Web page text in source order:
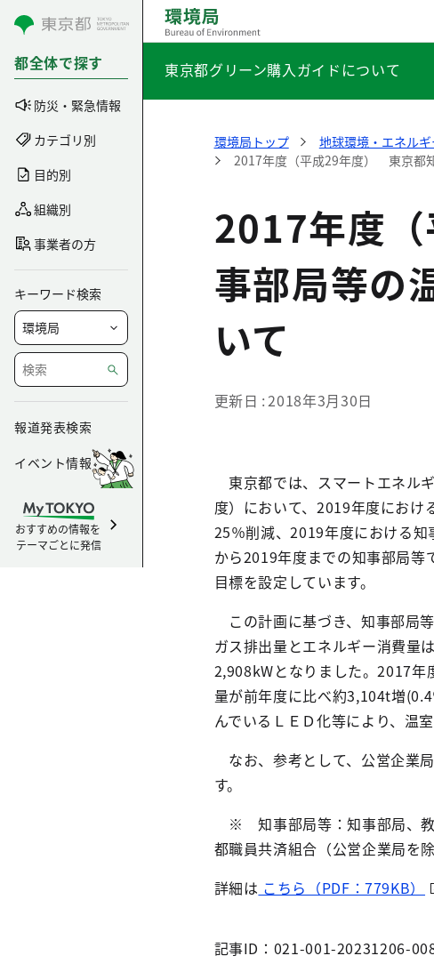
コンテンツにスキップ
都全体で探す
防災・緊急情報
カテゴリ別
目的別
組織別
事業者の方
キーワード検索
報道発表検索
イベント情報
おすすめの情報を
テーマごとに発信
東京都グリーン購入ガイドについて
環境局トップ 地球環境・エネルギ
2017年度（平成29年度） 東京都
2017年度
事部局等の
いて
更新日 2018年3月30日
東京都では、スマートエネル
度）において、2019年度にお
25％削減、2019年度における
から2019年度までの知事部局等
目標を設定しています。
この計画に基づき、知事部局
ガス排出量とエネルギー消費量
2,908kWとなりました。2017年
量が前年度に比べ約3,104t増
んでいるＬＥＤ化等により、温
なお、参考として、公営企業
す。
※ 知事部局等：知事部局、教
都職員共済組合（公営企業局を除
詳細は こちら（PDF：779KB）
記事ID：021-001-20231206-